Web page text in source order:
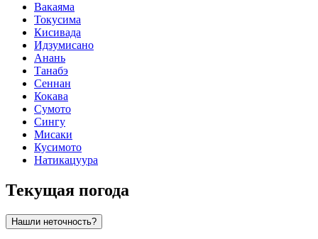
Вакаяма
Токусима
Кисивада
Идзумисано
Анань
Танабэ
Сеннан
Кокава
Сумото
Сингу
Мисаки
Кусимото
Натикацуура
Текущая погода
Нашли неточность?